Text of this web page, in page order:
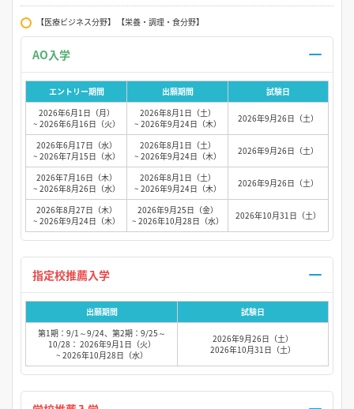
【医療ビジネス分野】 【栄養・調理・食分野】
エントリー期間 出願期間
試験日
2026年6月1日（月）
~ 2026年6月16日（火）
2026年8月1日（土）
~ 2026年9月24日（木）
2026年9月26日（土）
2026年6月17日（水）
~ 2026年7月15日（水）
2026年8月1日（土）
~ 2026年9月24日（木）
2026年9月26日（土）
2026年7月16日（木）
~ 2026年8月26日（水）
2026年8月1日（土）
~ 2026年9月24日（木）
2026年9月26日（土）
2026年8月27日（木）
~ 2026年9月24日（木）
2026年9月25日（金）
~ 2026年10月28日（水）
2026年10月31日（土）
出願期間
試験日
第1期：9/1～9/24、第2期：9/25～
10/28： 2026年9月1日（火）
~ 2026年10月28日（水）
2026年9月26日（土）
2026年10月31日（土）